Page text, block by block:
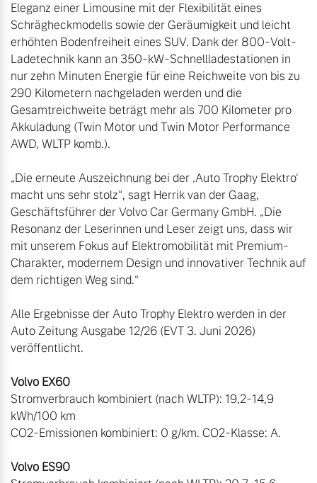
Eleganz einer Limousine mit der Flexibilität eines
Schrägheckmodells sowie der Geräumigkeit und leicht
erhöhten Bodenfreiheit eines SUV. Dank der 800-Volt-
Ladetechnik kann an 350-kW-Schnellladestationen in
nur zehn Minuten Energie für eine Reichweite von bis zu
290 Kilometern nachgeladen werden und die
Gesamtreichweite beträgt mehr als 700 Kilometer pro
Akkuladung (Twin Motor und Twin Motor Performance
AWD, WLTP komb.).
„Die erneute Auszeichnung bei der ‚Auto Trophy Elektro‘
macht uns sehr stolz“, sagt Herrik van der Gaag,
Geschäftsführer der Volvo Car Germany GmbH. „Die
Resonanz der Leserinnen und Leser zeigt uns, dass wir
mit unserem Fokus auf Elektromobilität mit Premium-
Charakter, modernem Design und innovativer Technik auf
dem richtigen Weg sind.“
Alle Ergebnisse der Auto Trophy Elektro werden in der
Auto Zeitung Ausgabe 12/26 (EVT 3. Juni 2026)
veröffentlicht.
Stromverbrauch kombiniert (nach WLTP): 19,2-14,9
kWh/100 km
CO2-Emissionen kombiniert: 0 g/km. CO2-Klasse: A.